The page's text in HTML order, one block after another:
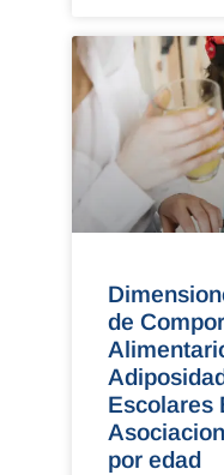
de
Escolares
por edad